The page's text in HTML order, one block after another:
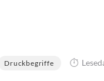
Druckbegriffe